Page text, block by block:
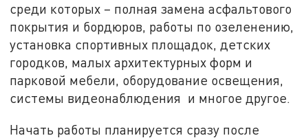
среди которых – полная замена асфальтового
покрытия и бордюров, работы по озеленению,
установка спортивных площадок, детских
городков, малых архитектурных форм и
парковой мебели, оборудование освещения,
системы видеонаблюдения и многое другое.
Начать работы планируется сразу после